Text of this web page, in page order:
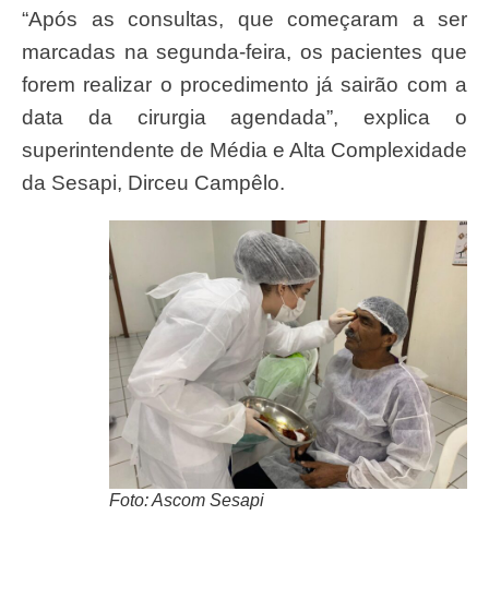
“Após as consultas, que começaram a ser
marcadas na segunda-feira, os pacientes que
forem realizar o procedimento já sairão com a
data da cirurgia agendada”, explica o
superintendente de Média e Alta Complexidade
da Sesapi, Dirceu Campêlo.
Foto: Ascom Sesapi